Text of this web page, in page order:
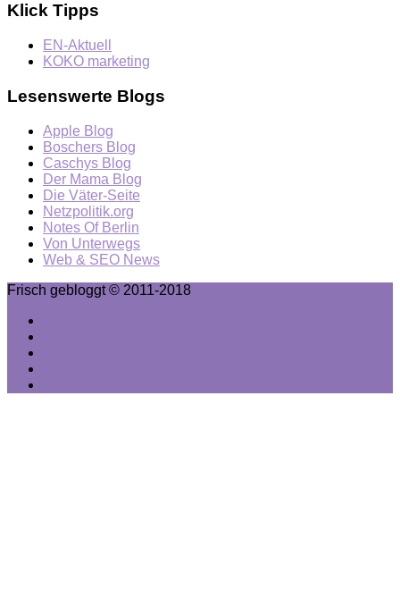
Klick Tipps
EN-Aktuell
KOKO marketing
Lesenswerte Blogs
Apple Blog
Boschers Blog
Caschys Blog
Der Mama Blog
Die Väter-Seite
Netzpolitik.org
Notes Of Berlin
Von Unterwegs
Web & SEO News
Frisch gebloggt © 2011-2018